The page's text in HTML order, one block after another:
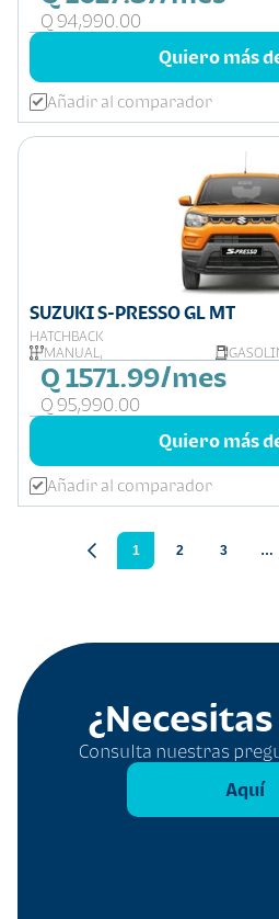
Q 94,990.00
Quiero más
Añadir al comparador
SUZUKI S-PRESSO GL MT
HATCHBACK
MANUAL,
Q 1571.99/mes
Q 95,990.00
Quiero más
Añadir al comparador
1 2 3 …
Consulta nuestras
Aquí